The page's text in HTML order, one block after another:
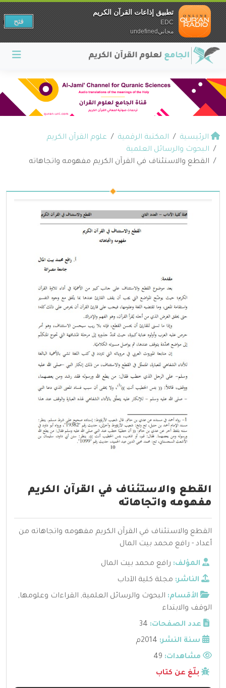
الرئيسية المكتبة الرقمية
علوم القرآن الكريم
البحوث والرسائل العلمية
القطع والاستئناف في القرآن الكريم مفهومه واتجاهاته
القطع والاستئناف في القرآن الكريم
مفهومه واتجاهاته
القطع والاستئناف في القرآن الكريم مفهومه واتجاهاته من
أعداد - رافع محمد بيت المال
المؤلف: رافع محمد بيت المال
الناشر: مجلة كلية الآداب
الأقسام: البحوث والرسائل العلمية, القراءات وعلومها,
الوقف والابتداء
عدد الصفحات: 34
سنة النشر: 2014م
مشاهدات:
بلّغ عن كتاب
تطبيق إذاعات القرآن الكريم
EDC
مجانيundefined
فتح